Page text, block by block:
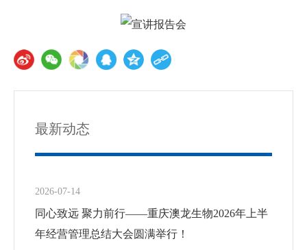
联系我们
最新动态
2026-07-14
同心致远 聚力前行——重庆澳龙生物2026年上半
年经营管理总结大会圆满举行！